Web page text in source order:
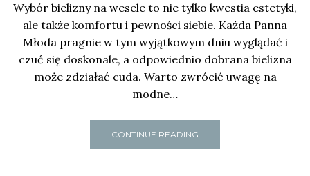
Wybór bielizny na wesele to nie tylko kwestia estetyki,
ale także komfortu i pewności siebie. Każda Panna
Młoda pragnie w tym wyjątkowym dniu wyglądać i
czuć się doskonale, a odpowiednio dobrana bielizna
może zdziałać cuda. Warto zwrócić uwagę na
modne…
CONTINUE READING